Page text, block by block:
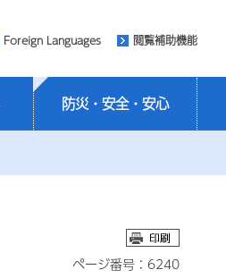
Foreign Languages 閲覧補助機能
防災・安全・安心
ページ番号：6240